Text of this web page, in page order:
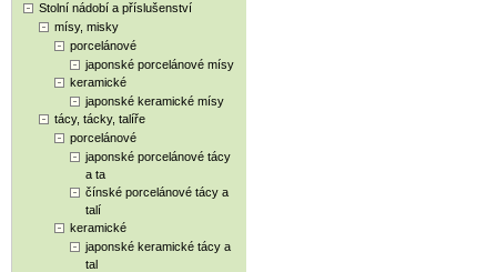
Stolní nádobí a příslušenství
mísy, misky
porcelánové
japonské porcelánové mísy
keramické
japonské keramické mísy
tácy, tácky, talíře
porcelánové
japonské porcelánové tácy
a ta
čínské porcelánové tácy a
talí
keramické
japonské keramické tácy a
tal